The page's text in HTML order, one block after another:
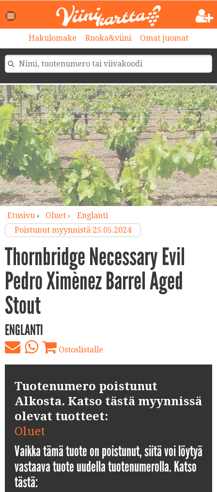
Hakulomake Ruoka&viini Omat juomat
Etusivu› Oluet ›
Englanti
Poistunut myynnistä 25.05.2024
Thornbridge Necessary Evil
Pedro Ximènez Barrel Aged
Stout
ENGLANTI
Ostoslistalle
Tuotenumero poistunut
Alkosta. Katso tästä myynnissä
olevat tuotteet:
Oluet
Vaikka tämä tuote on poistunut, siitä voi löytyä
vastaava tuote uudella tuotenumerolla. Katso
tästä: